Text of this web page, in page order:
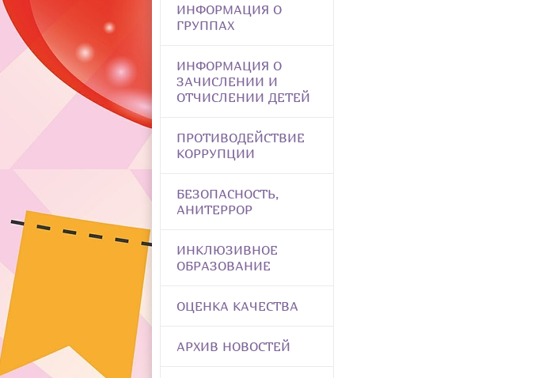
ИНФОРМАЦИЯ О
ГРУППАХ
ИНФОРМАЦИЯ О
ЗАЧИСЛЕНИИ И
ОТЧИСЛЕНИИ ДЕТЕЙ
ПРОТИВОДЕЙСТВИЕ
КОРРУПЦИИ
БЕЗОПАСНОСТЬ,
АНИТЕРРОР
ИНКЛЮЗИВНОЕ
ОБРАЗОВАНИЕ
ОЦЕНКА КАЧЕСТВА
АРХИВ НОВОСТЕЙ